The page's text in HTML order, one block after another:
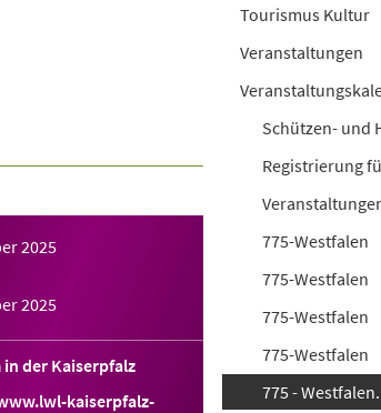
2025
2025
in der Kaiserpfalz
kaiserpfalz-
Tourismus Kultur
Veranstaltungen
Schützen- und
Registrierung
775-Westfalen
775-Westfalen
775-Westfalen
775-Westfalen
775 -